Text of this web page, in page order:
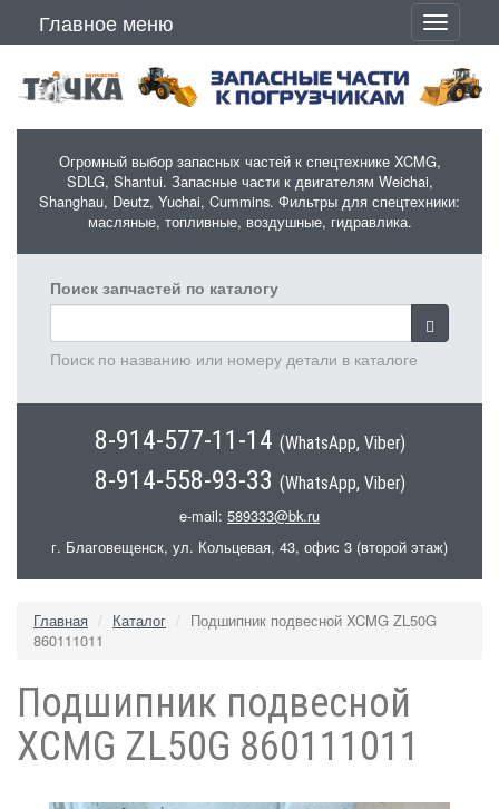
Главное меню
Toggle
Огромный выбор запасных частей к спецтехнике XCMG,
SDLG, Shantui. Запасные части к двигателям Weichai,
Shanghau, Deutz, Yuchai, Cummins. Фильтры для спецтехники:
масляные, топливные, воздушные, гидравлика.
Поиск запчастей по каталогу
Поиск по названию или номеру детали в каталоге
8-914-577-11-14 (WhatsApp, Viber)
8-914-558-93-33 (WhatsApp, Viber)
e-mail: 589333@bk.ru
г. Благовещенск, ул. Кольцевая, 43, офис 3 (второй этаж)
Главная Каталог
Подшипник подвесной XCMG ZL50G
860111011
Подшипник подвесной
XCMG ZL50G 860111011